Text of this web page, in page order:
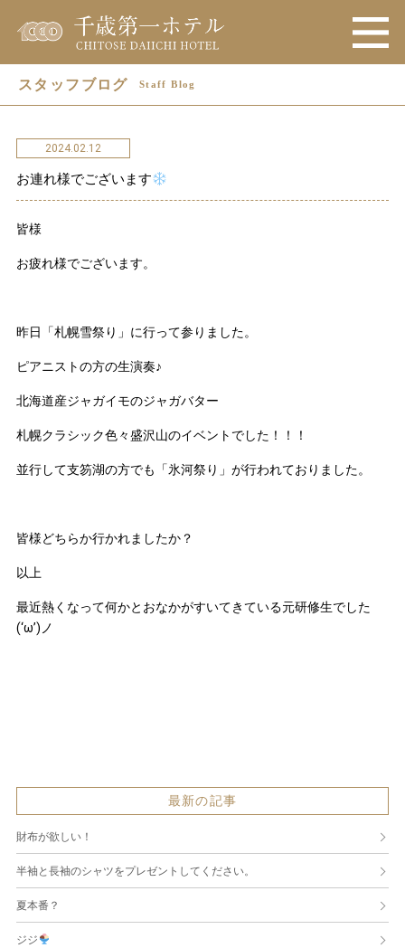
スタッフブログ Staff Blog
2024.02.12
お連れ様でございます
皆様
お疲れ様でございます。
昨日「札幌雪祭り」に行って参りました。
ピアニストの方の生演奏♪
北海道産ジャガイモのジャガバター
札幌クラシック色々盛沢山のイベントでした！！！
並行して支笏湖の方でも「氷河祭り」が行われておりました。
皆様どちらか行かれましたか？
以上
最近熱くなって何かとおなかがすいてきている元研修生でした
(‘ω’)ノ
最新の記事
財布が欲しい！
半袖と長袖のシャツをプレゼントしてください。
夏本番？
ジジ